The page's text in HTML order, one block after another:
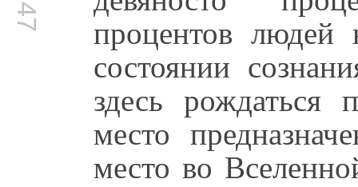
процентов
состоянии
здесь рождаться
место
место во